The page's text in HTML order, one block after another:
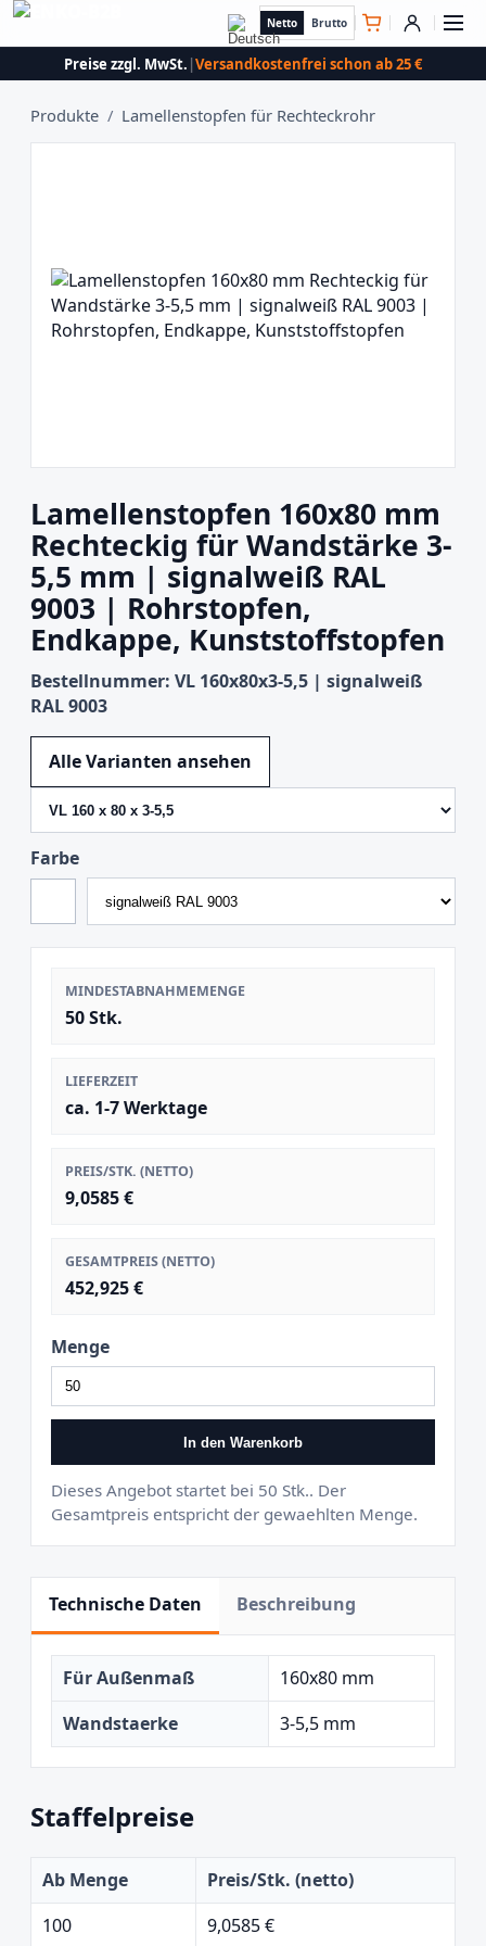
Netto Brutto
Preise zzgl. MwSt. |Versandkostenfrei schon ab 25 €
Produkte / Lamellenstopfen für Rechteckrohr
Lamellenstopfen 160x80 mm
Rechteckig für Wandstärke 3-
5,5 mm | signalweiß RAL
9003 | Rohrstopfen,
Endkappe, Kunststoffstopfen
Bestellnummer: VL 160x80x3-5,5 | signalweiß
RAL 9003
Alle Varianten ansehen
Farbe
MINDESTABNAHMEMENGE
50 Stk.
LIEFERZEIT
ca. 1-7 Werktage
PREIS/STK. (NETTO)
9,0585 €
GESAMTPREIS (NETTO)
452,925 €
Menge
In den Warenkorb
Dieses Angebot startet bei 50 Stk.. Der
Gesamtpreis entspricht der gewaehlten Menge.
Technische Daten Beschreibung
Für Außenmaß
160x80 mm
Wandstaerke
3-5,5 mm
Staffelpreise
Ab Menge
Preis/Stk. (netto)
100
9,0585 €